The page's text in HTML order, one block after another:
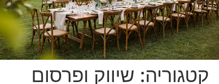
קטגוריה: שיווק ופרסום